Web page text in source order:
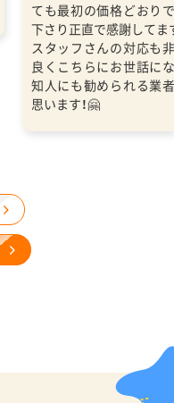
ても最初の価格どおり
下さり正直で感謝してま
スタッフさんの対応も
良くこちらにお世話に
知人にも勧められる業
思います！🤗